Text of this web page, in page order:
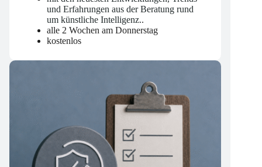
mit den neuesten Entwicklungen, Trends
und Erfahrungen aus der Beratung rund
um künstliche Intelligenz..
alle 2 Wochen am Donnerstag